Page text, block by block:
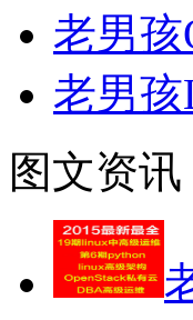
老男孩
老男
图文资讯